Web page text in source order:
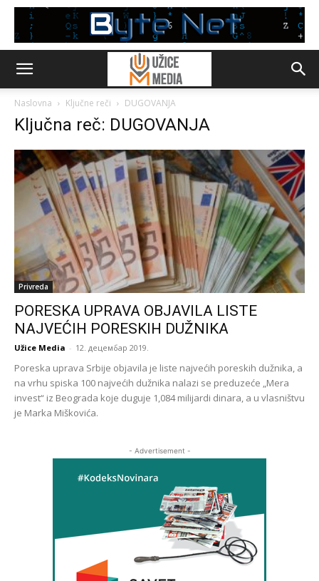
Naslovna Ključne reči DUGOVANJA
Ključna reč: DUGOVANJA
Privreda
PORESKA UPRAVA OBJAVILA LISTE
NAJVEĆIH PORESKIH DUŽNIKA
Užice Media - 12. децембар 2019.
Poreska uprava Srbije objavila je liste najvećih poreskih dužnika, a
na vrhu spiska 100 najvećih dužnika nalazi se preduzeće „Mera
invest“ iz Beograda koje duguje 1,084 milijardi dinara, a u vlasništvu
je Marka Miškovića.
- Advertisement -